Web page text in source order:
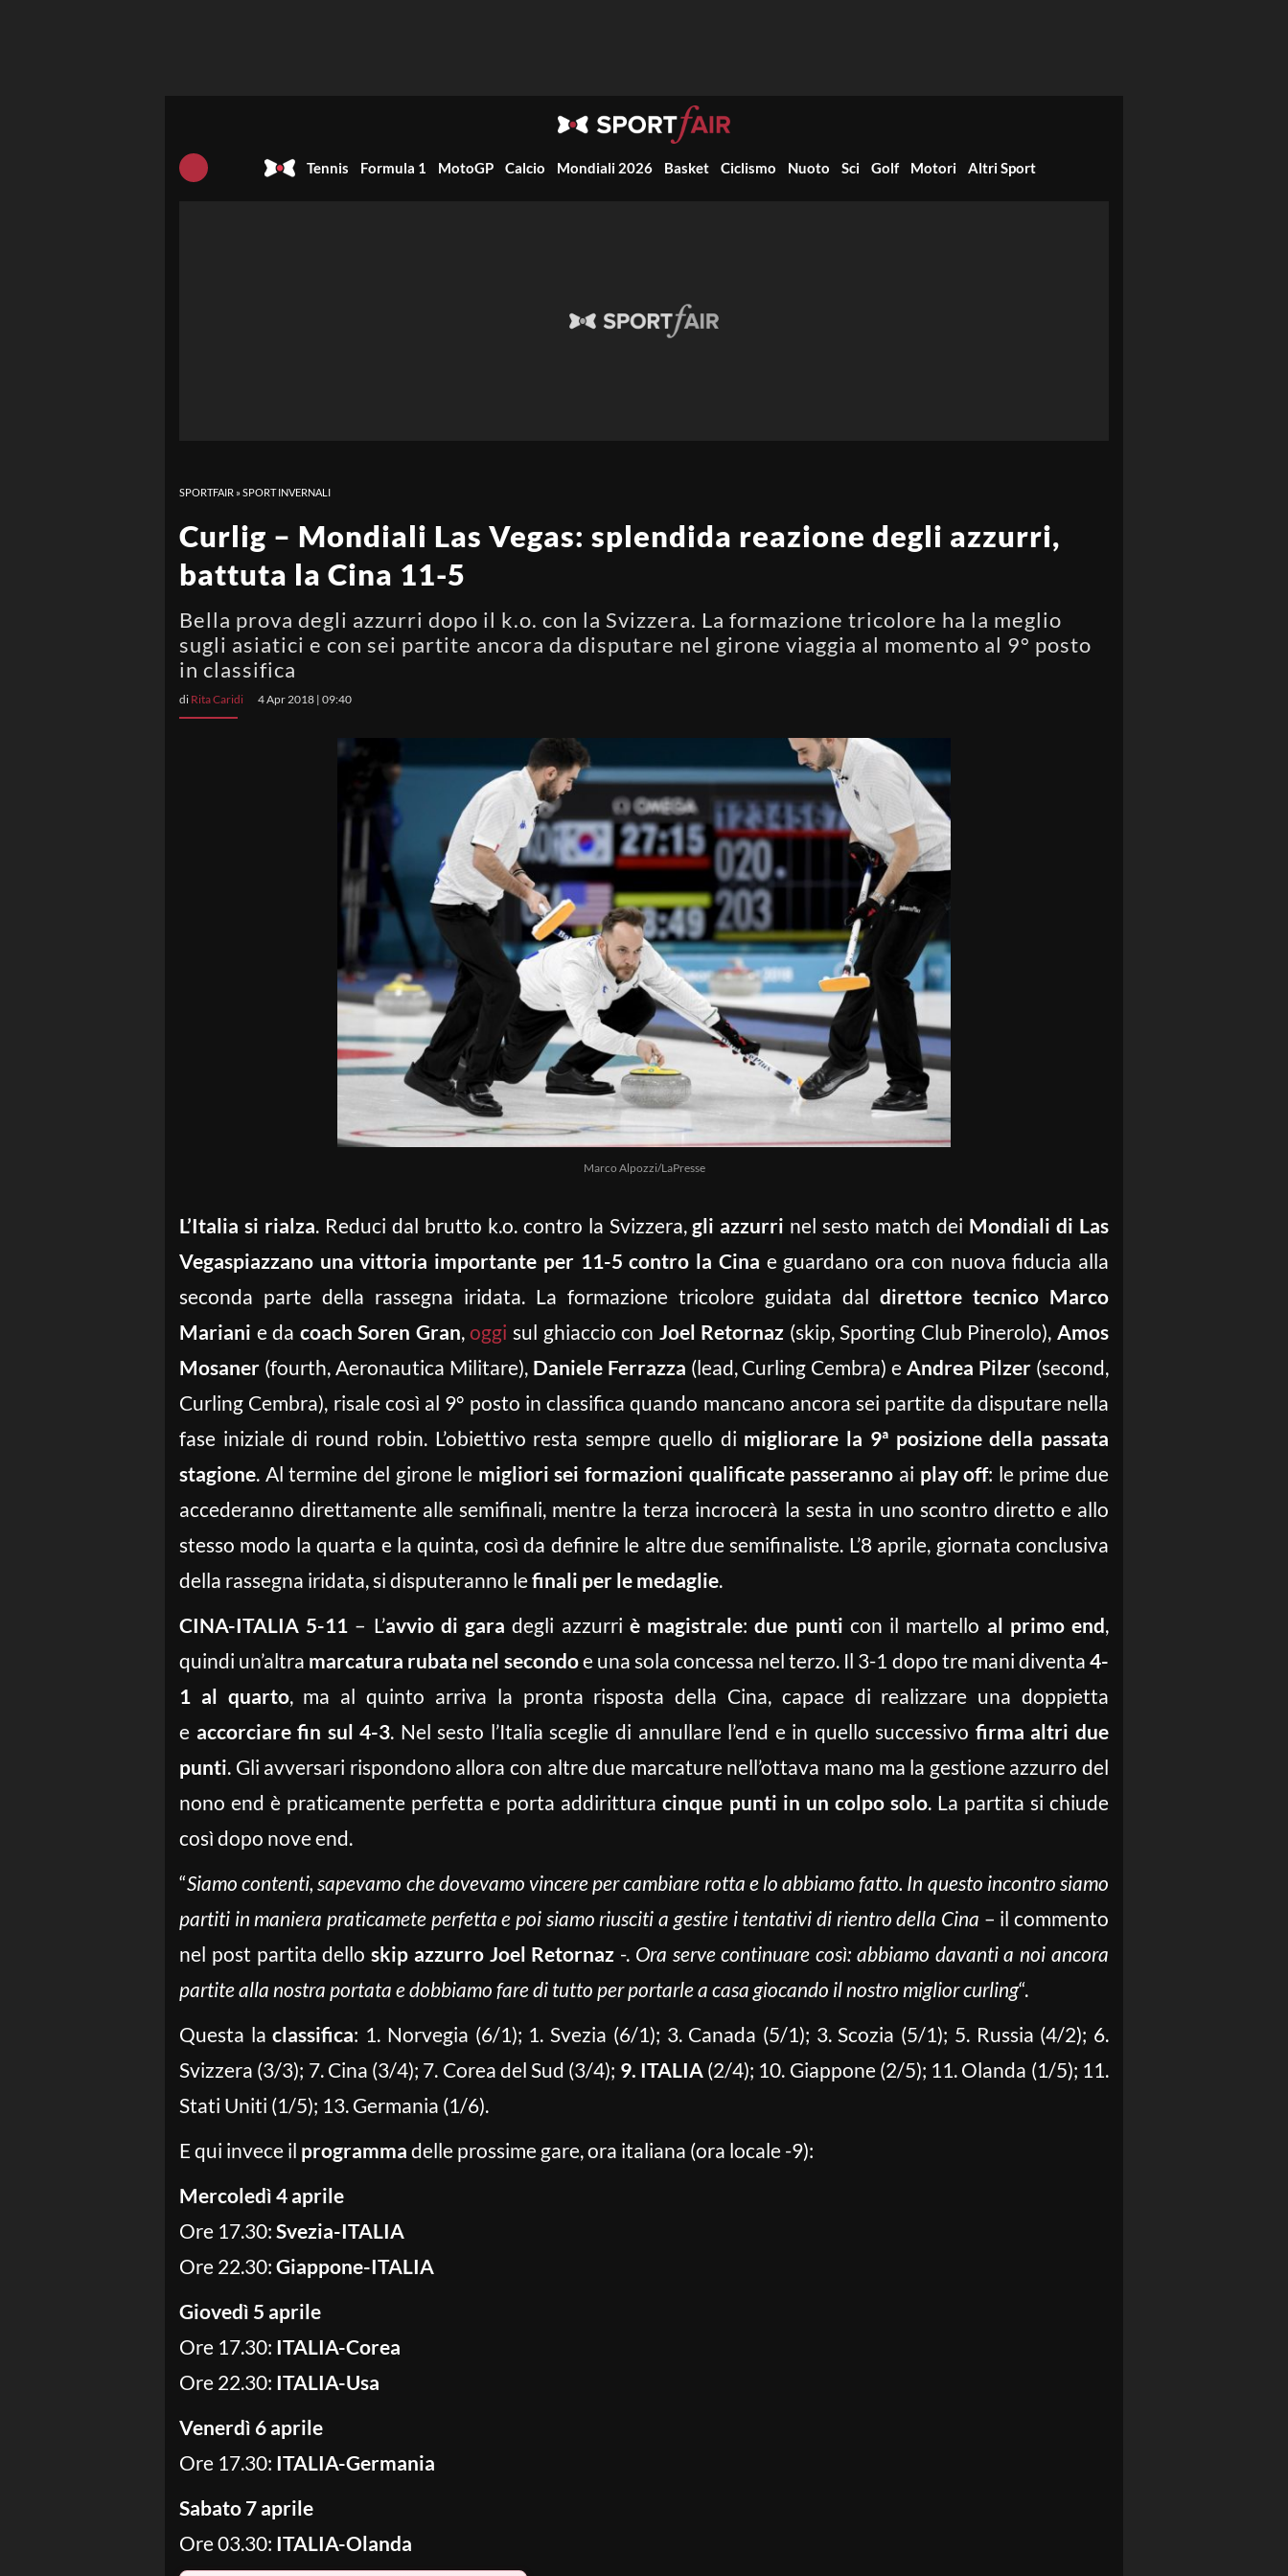
Tennis Formula 1 MotoGP Calcio Mondiali 2026 Basket Ciclismo Nuoto Sci Golf Motori Altri Sport
SPORTFAIR »SPORT INVERNALI
Curlig – Mondiali Las Vegas: splendida reazione degli azzurri,
battuta la Cina 11-5
Bella prova degli azzurri dopo il k.o. con la Svizzera. La formazione tricolore ha la meglio
sugli asiatici e con sei partite ancora da disputare nel girone viaggia al momento al 9° posto
in classifica
di Rita Caridi 4 Apr 2018 | 09:40
Marco Alpozzi/LaPresse
L’Italia si rialza. Reduci dal brutto k.o. contro la Svizzera,gli azzurri nel sesto match dei Mondiali di Las
Vegaspiazzano una vittoria importante per 11-5 contro la Cina e guardano ora con nuova fiducia alla
seconda parte della rassegna iridata. La formazione tricolore guidata dal direttore tecnico Marco
Mariani e da coach Soren Gran,oggi sul ghiaccio con Joel Retornaz (skip, Sporting Club Pinerolo), Amos
Mosaner (fourth, Aeronautica Militare), Daniele Ferrazza (lead, Curling Cembra) eAndrea Pilzer (second,
Curling Cembra), risale così al 9° posto in classifica quando mancano ancora sei partite da disputare nella
fase iniziale di round robin. L’obiettivo resta sempre quello di migliorare la 9ª posizione della passata
stagione. Al termine del girone le migliori sei formazioni qualificate passeranno ai play off: le prime due
accederanno direttamente alle semifinali, mentre la terza incrocerà la sesta in uno scontro diretto e allo
stesso modo la quarta e la quinta, così da definire le altre due semifinaliste. L’8 aprile, giornata conclusiva
della rassegna iridata, si disputeranno lefinali per le medaglie.
CINA-ITALIA 5-11 – L’avvio di gara degli azzurri è magistrale:due punti con il martello al primo end,
quindi un’altra marcatura rubata nel secondoe una sola concessa nel terzo. Il 3-1 dopo tre mani diventa4-
1 al quarto, ma al quinto arriva la pronta risposta della Cina, capace di realizzare una doppietta
e accorciare fin sul 4-3. Nel sesto l’Italia sceglie di annullare l’end e in quello successivo firma altri due
punti. Gli avversari rispondono allora con altre due marcature nell’ottava mano ma la gestione azzurro del
nono end è praticamente perfetta e porta addiritturacinque punti in un colpo solo. La partita si chiude
così dopo nove end.
“Siamo contenti, sapevamo che dovevamo vincere per cambiare rotta e lo abbiamo fatto. In questo incontro siamo
partiti in maniera praticamete perfetta e poi siamo riusciti a gestire i tentativi di rientro della Cina – il commento
nel post partita delloskip azzurro Joel Retornaz -. Ora serve continuare così: abbiamo davanti a noi ancora
partite alla nostra portata e dobbiamo fare di tutto per portarle a casa giocando il nostro miglior curling“.
Questa laclassifica: 1. Norvegia (6/1); 1. Svezia (6/1); 3. Canada (5/1); 3. Scozia (5/1); 5. Russia (4/2); 6.
Svizzera (3/3); 7. Cina (3/4); 7. Corea del Sud (3/4); 9. ITALIA(2/4); 10. Giappone (2/5); 11. Olanda (1/5); 11.
Stati Uniti (1/5); 13. Germania (1/6).
E qui invece il programma delle prossime gare, ora italiana (ora locale -9):
Mercoledì 4 aprile
Ore 17.30: Svezia-ITALIA
Ore 22.30: Giappone-ITALIA
Giovedì 5 aprile
Ore 17.30: ITALIA-Corea
Ore 22.30: ITALIA-Usa
Venerdì 6 aprile
Ore 17.30: ITALIA-Germania
Sabato 7 aprile
Ore 03.30: ITALIA-Olanda